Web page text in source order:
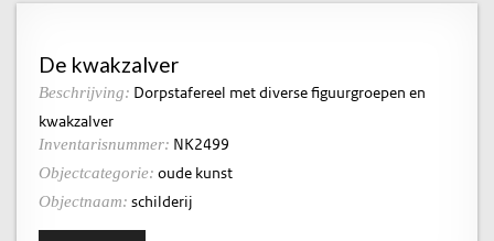
De kwakzalver
Beschrijving: Dorpstafereel met diverse figuurgroepen en
kwakzalver
Inventarisnummer: NK2499
Objectcategorie: oude kunst
Objectnaam: schilderij